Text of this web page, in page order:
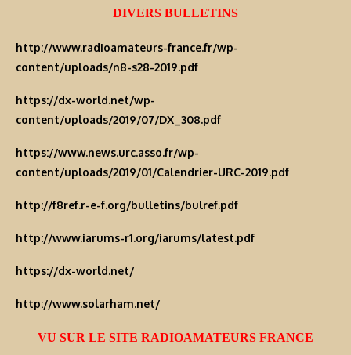
DIVERS BULLETINS
http://www.radioamateurs-france.fr/wp-
content/uploads/n8-s28-2019.pdf
https://dx-world.net/wp-
content/uploads/2019/07/DX_308.pdf
https://www.news.urc.asso.fr/wp-
content/uploads/2019/01/Calendrier-URC-2019.pdf
http://f8ref.r-e-f.org/bulletins/bulref.pdf
http://www.iarums-r1.org/iarums/latest.pdf
https://dx-world.net/
http://www.solarham.net/
VU SUR LE SITE RADIOAMATEURS FRANCE